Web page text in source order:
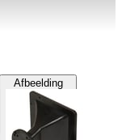
Afbeelding